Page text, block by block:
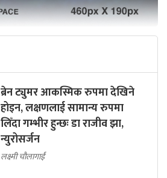
ब्रेन ट्युमर आकस्मिक रुपमा देखिने
होइन, लक्षणलाई सामान्य रुपमा
लिँदा गम्भीर हुन्छः डा राजीव झा,
न्युरोसर्जन
लक्ष्मी चौलागाईं